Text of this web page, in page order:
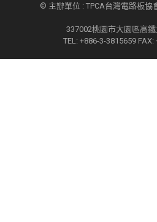
© 主辦單位 : TPCA台灣電路板協
337002桃園市大園區高
TEL: +886-3-3815659